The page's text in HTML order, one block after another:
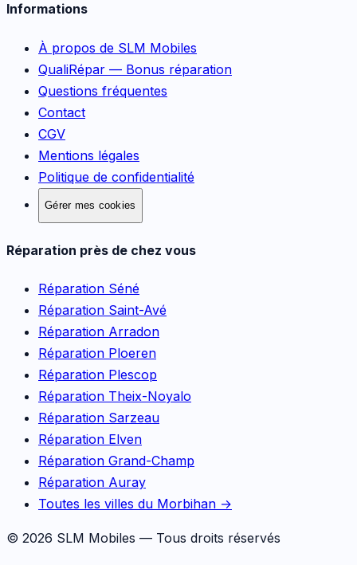
Informations
À propos de SLM Mobiles
QualiRépar — Bonus réparation
Questions fréquentes
Contact
CGV
Mentions légales
Politique de confidentialité
Gérer mes cookies
Réparation près de chez vous
Réparation Séné
Réparation Saint-Avé
Réparation Arradon
Réparation Ploeren
Réparation Plescop
Réparation Theix-Noyalo
Réparation Sarzeau
Réparation Elven
Réparation Grand-Champ
Réparation Auray
Toutes les villes du Morbihan →
© 2026 SLM Mobiles — Tous droits réservés